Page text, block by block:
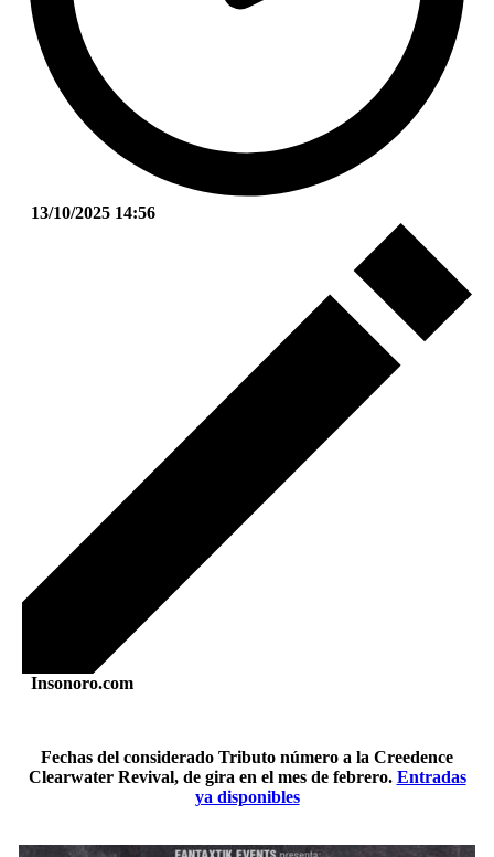
13/10/2025 14:56
Insonoro.com
Fechas del considerado Tributo número a la Creedence
Clearwater Revival, de gira en el mes de febrero. Entradas
ya disponibles